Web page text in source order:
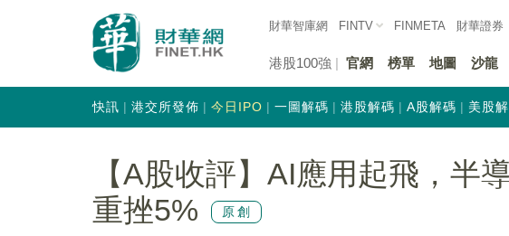
財華智庫網 FINTV FINMETA 財華證券
港股100強 官網 榜單 地圖 沙龍
快訊 港交所發佈 今日IPO 一圖解碼 港股解碼 A股解碼 美股
【A股收評】AI應用起飛，半
重挫5%
原創